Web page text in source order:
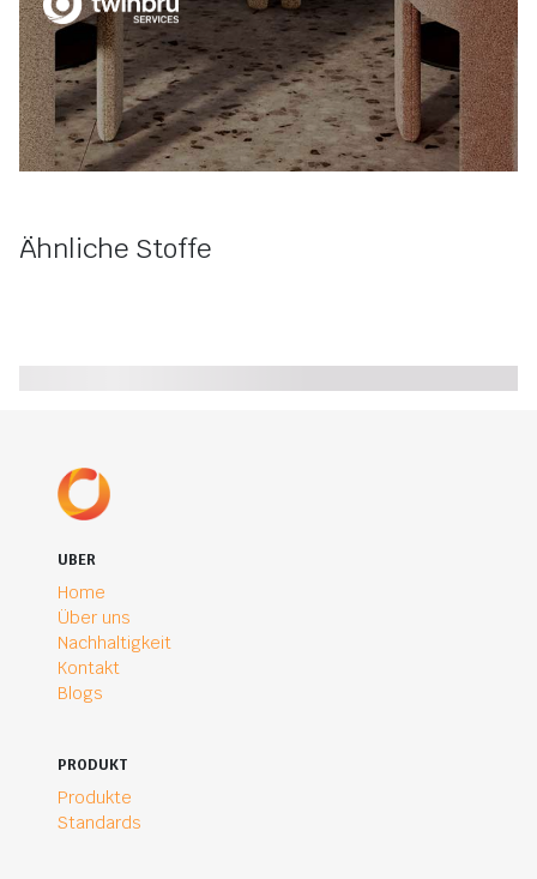
Ähnliche Stoffe
UBER
Home
Über uns
Nachhaltigkeit
Kontakt
Blogs
PRODUKT
Produkte
Standards